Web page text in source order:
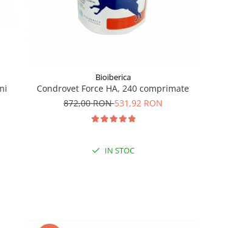
Bioiberica
Condrovet Force HA, 240 comprimate
872,00 RON531,92 RON
IN STOC